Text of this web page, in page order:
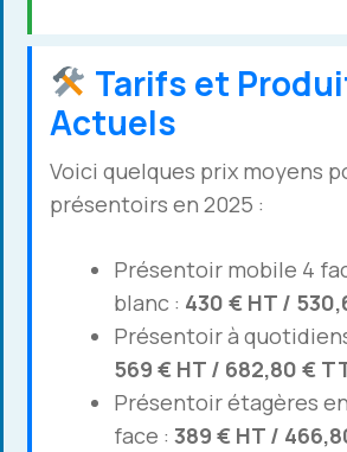
Tarifs et
Actuels
Voici quelques prix moyens
présentoirs en 2025 :
Présentoir mobile 4
blanc : 430 € HT /
Présentoir à
569 € HT / 682,80 €
Présentoir étagères
face : 389 € HT /